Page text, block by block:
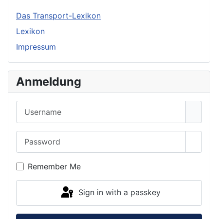
Das Transport-Lexikon
Lexikon
Impressum
Anmeldung
Remember Me
Sign in with a passkey